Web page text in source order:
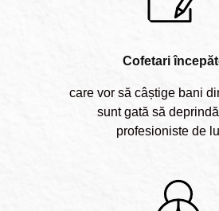
Cofetari
care vor să câștige bani
sunt gată să
profesioniste de